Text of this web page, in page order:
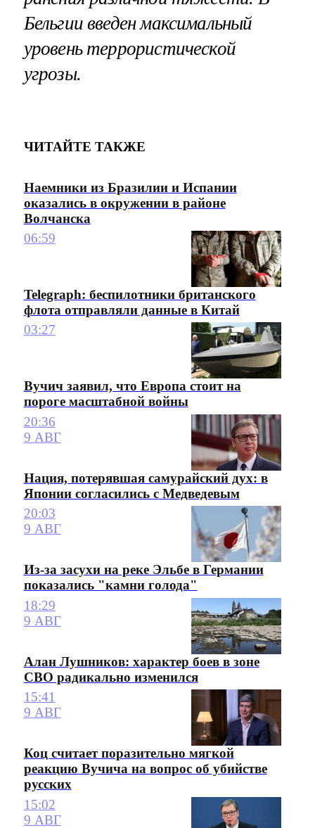
Бельгии введен максимальный
уровень террористической
угрозы.
ЧИТАЙТЕ ТАКЖЕ
Наемники из Бразилии и Испании
оказались в окружении в районе
Волчанска
06:59
Telegraph: беспилотники британского
флота отправляли данные в Китай
03:27
Вучич заявил, что Европа стоит на
пороге масштабной войны
20:36
9 АВГ
Нация, потерявшая самурайский дух: в
Японии согласились с Медведевым
20:03
9 АВГ
Из-за засухи на реке Эльбе в Германии
показались "камни голода"
18:29
9 АВГ
Алан Лушников: характер боев в зоне
СВО радикально изменился
15:41
9 АВГ
Коц считает поразительно мягкой
реакцию Вучича на вопрос об убийстве
русских
15:02
9 АВГ